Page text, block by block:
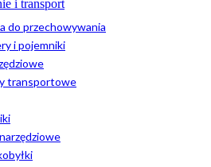
i transport
do przechowywania
i pojemniki
transportowe